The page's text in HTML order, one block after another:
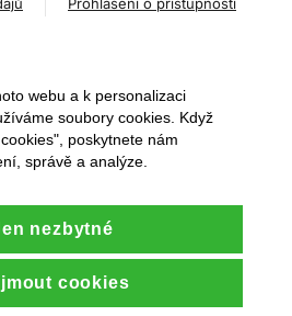
Prohlášení o přístupnosti
webu a k personalizaci
soubory cookies. Když
poskytnete nám
správě a analýze.
nezbytné
cookies